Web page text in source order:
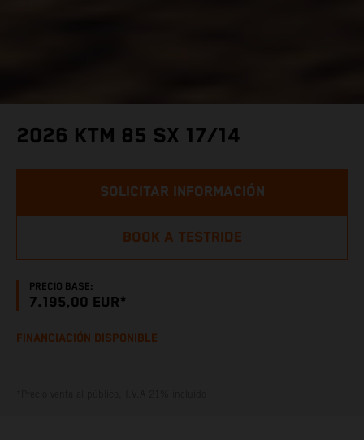
2026 KTM 85 SX 17/14
PRECIO BASE:
7.195,00 EUR*
SOLICITAR INFORMACIÓN
BOOK A TESTRIDE
FINANCIACIÓN DISPONIBLE